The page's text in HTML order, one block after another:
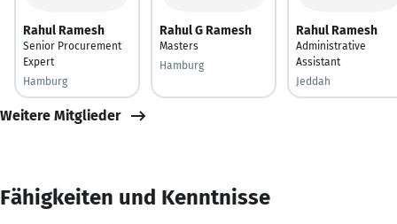
Rahul Ramesh
Senior Procurement
Expert
Hamburg
Rahul G Ramesh
Masters
Hamburg
Rahul Ramesh
Administrative
Assistant
Jeddah
Weitere Mitglieder
Fähigkeiten und Kenntnisse